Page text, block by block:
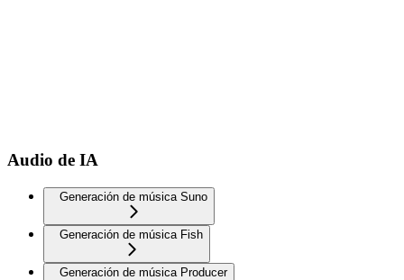
Audio de IA
Generación de música Suno
Generación de música Fish
Generación de música Producer